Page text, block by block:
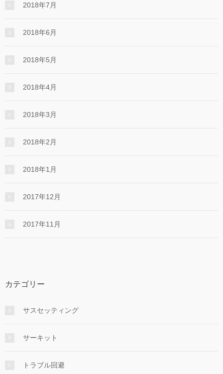
2018年7月
2018年6月
2018年5月
2018年4月
2018年3月
2018年2月
2018年1月
2017年12月
2017年11月
カテゴリー
サスセッティング
サーキット
トラブル回避